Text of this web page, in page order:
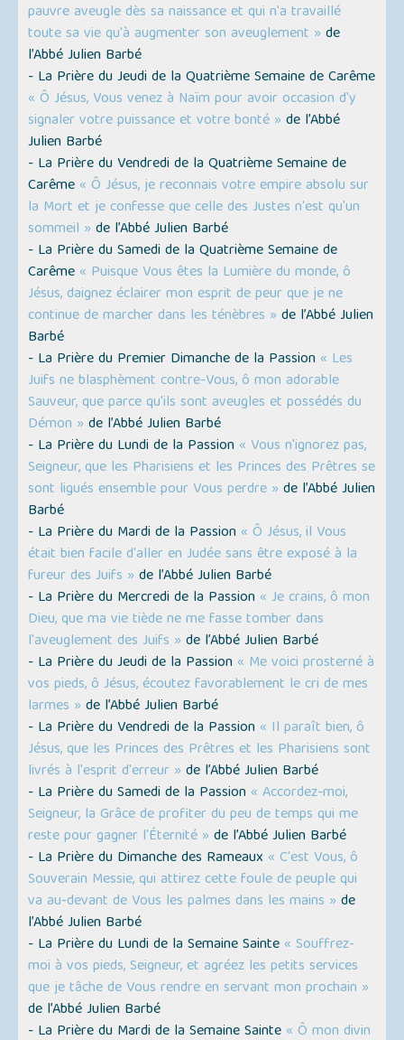
pauvre aveugle dès sa naissance et qui n'a travaillé
toute sa vie qu'à augmenter son aveuglement » de
l’Abbé Julien Barbé
- La Prière du Jeudi de la Quatrième Semaine de Carême
« Ô Jésus, Vous venez à Naïm pour avoir occasion d'y
signaler votre puissance et votre bonté » de l’Abbé
Julien Barbé
- La Prière du Vendredi de la Quatrième Semaine de
Carême « Ô Jésus, je reconnais votre empire absolu sur
la Mort et je confesse que celle des Justes n'est qu'un
sommeil » de l’Abbé Julien Barbé
- La Prière du Samedi de la Quatrième Semaine de
Carême « Puisque Vous êtes la Lumière du monde, ô
Jésus, daignez éclairer mon esprit de peur que je ne
continue de marcher dans les ténèbres » de l’Abbé Julien
Barbé
- La Prière du Premier Dimanche de la Passion « Les
Juifs ne blasphèment contre-Vous, ô mon adorable
Sauveur, que parce qu'ils sont aveugles et possédés du
Démon » de l’Abbé Julien Barbé
- La Prière du Lundi de la Passion « Vous n'ignorez pas,
Seigneur, que les Pharisiens et les Princes des Prêtres se
sont ligués ensemble pour Vous perdre » de l’Abbé Julien
Barbé
- La Prière du Mardi de la Passion « Ô Jésus, il Vous
était bien facile d'aller en Judée sans être exposé à la
fureur des Juifs » de l’Abbé Julien Barbé
- La Prière du Mercredi de la Passion « Je crains, ô mon
Dieu, que ma vie tiède ne me fasse tomber dans
l'aveuglement des Juifs » de l’Abbé Julien Barbé
- La Prière du Jeudi de la Passion « Me voici prosterné à
vos pieds, ô Jésus, écoutez favorablement le cri de mes
larmes » de l’Abbé Julien Barbé
- La Prière du Vendredi de la Passion « Il paraît bien, ô
Jésus, que les Princes des Prêtres et les Pharisiens sont
livrés à l'esprit d'erreur » de l’Abbé Julien Barbé
- La Prière du Samedi de la Passion « Accordez-moi,
Seigneur, la Grâce de profiter du peu de temps qui me
reste pour gagner l'Éternité » de l’Abbé Julien Barbé
- La Prière du Dimanche des Rameaux « C'est Vous, ô
Souverain Messie, qui attirez cette foule de peuple qui
va au-devant de Vous les palmes dans les mains » de
l’Abbé Julien Barbé
- La Prière du Lundi de la Semaine Sainte « Souffrez-
moi à vos pieds, Seigneur, et agréez les petits services
que je tâche de Vous rendre en servant mon prochain »
de l’Abbé Julien Barbé
- La Prière du Mardi de la Semaine Sainte « Ô mon divin